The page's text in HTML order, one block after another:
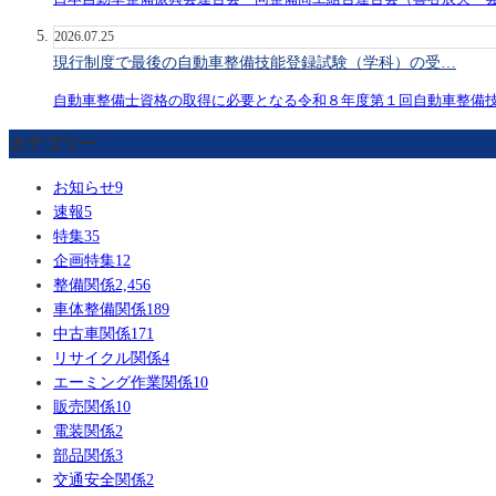
2026.07.25
現行制度で最後の自動車整備技能登録試験（学科）の受…
自動車整備士資格の取得に必要となる令和８年度第１回自動車整備
カテゴリー
お知らせ9
速報5
特集35
企画特集12
整備関係2,456
車体整備関係189
中古車関係171
リサイクル関係4
エーミング作業関係10
販売関係10
電装関係2
部品関係3
交通安全関係2